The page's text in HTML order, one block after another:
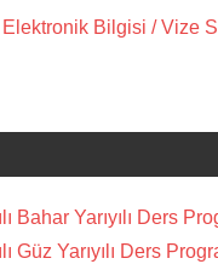
Bilgisi / Vize
Bahar Yarıyılı Ders
Güz Yarıyılı Ders